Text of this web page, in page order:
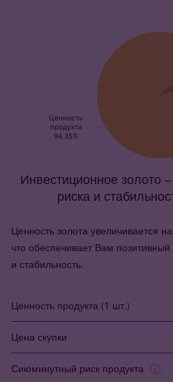
Инвестиционное золото
риска и
Ценность золота увеличивается
что обеспечивает Вам позитивный
и стабильность.
Ценность продукта (1 шт.)
Цена скупки
Сиюминутный риск продукта